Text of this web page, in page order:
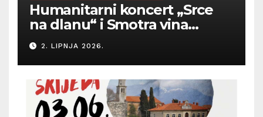
Humanitarni koncert „Srce
na dlanu“ i Smotra vina
Općine Barban otvaraju
sezonu ljetnih događanja
2. LIPNJA 2026.